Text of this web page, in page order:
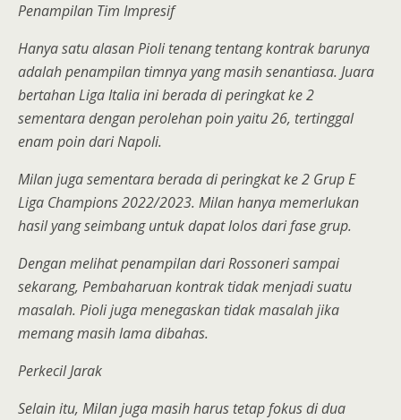
Penampilan Tim Impresif
Hanya satu alasan Pioli tenang tentang kontrak barunya
adalah penampilan timnya yang masih senantiasa. Juara
bertahan Liga Italia ini berada di peringkat ke 2
sementara dengan perolehan poin yaitu 26, tertinggal
enam poin dari Napoli.
Milan juga sementara berada di peringkat ke 2 Grup E
Liga Champions 2022/2023. Milan hanya memerlukan
hasil yang seimbang untuk dapat lolos dari fase grup.
Dengan melihat penampilan dari Rossoneri sampai
sekarang, Pembaharuan kontrak tidak menjadi suatu
masalah. Pioli juga menegaskan tidak masalah jika
memang masih lama dibahas.
Perkecil Jarak
Selain itu, Milan juga masih harus tetap fokus di dua